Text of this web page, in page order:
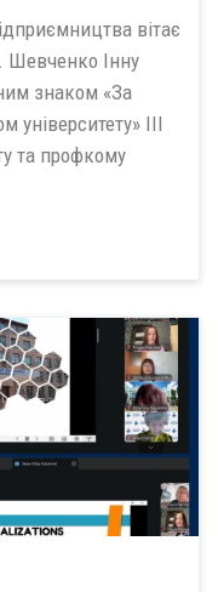
вітає
Шевченко Інну
знаком «За
ІІІ
та профкому